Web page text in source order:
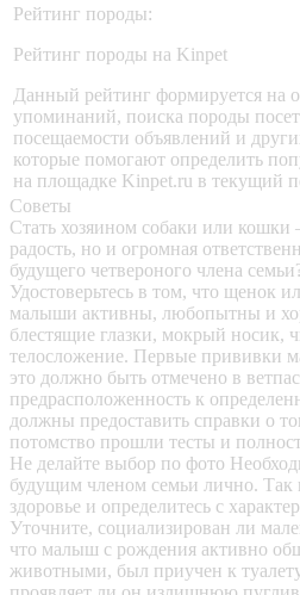
Рейтинг породы:
Рейтинг породы на Kinpet
Данный рейтинг формируется на
упоминаний, поиска породы
посещаемости объявлений и
которые помогают определить
на площадке Kinpet.ru в текущий
Советы
Стать хозяином собаки или кошки
радость, но и огромная
будущего четвероного члена
Удостоверьтесь в том, что щенок
малыши активны, любопытны и
блестящие глазки, мокрый носик,
телосложение. Первые прививки
это должно быть отмечено в
предрасположенность к
должны предоставить справки о
потомство прошли тесты и
Не делайте выбор по фото
будущим членом семьи лично. Так
здоровье и определитесь с
Уточните, социализирован ли
что малыш с рождения активно
животными, был приучен к